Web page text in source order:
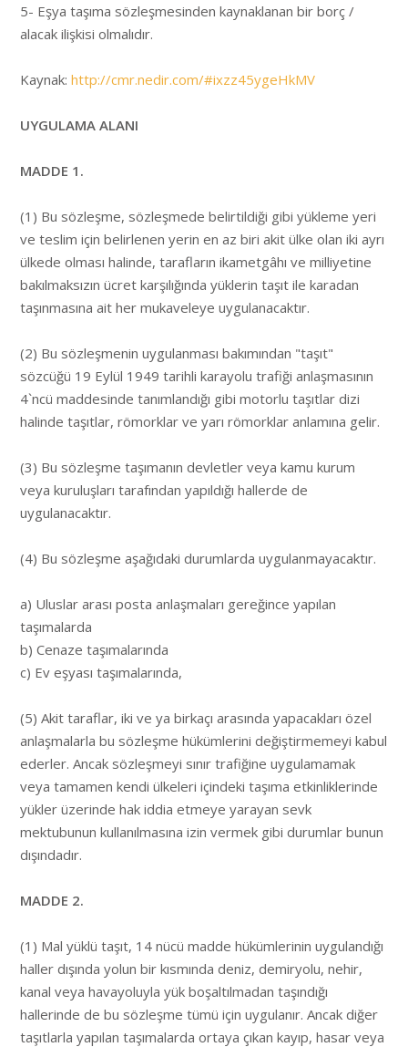
5- Eşya taşıma sözleşmesinden kaynaklanan bir borç /
alacak ilişkisi olmalıdır.
Kaynak:http://cmr.nedir.com/#ixzz45ygeHkMV
UYGULAMA ALANI
MADDE 1.
(1) Bu sözleşme, sözleşmede belirtildiği gibi yükleme yeri
ve teslim için belirlenen yerin en az biri akit ülke olan iki ayrı
ülkede olması halinde, tarafların ikametgâhı ve milliyetine
bakılmaksızın ücret karşılığında yüklerin taşıt ile karadan
taşınmasına ait her mukaveleye uygulanacaktır.
(2) Bu sözleşmenin uygulanması bakımından "taşıt"
sözcüğü 19 Eylül 1949 tarihli karayolu trafiği anlaşmasının
4`ncü maddesinde tanımlandığı gibi motorlu taşıtlar dizi
halinde taşıtlar, römorklar ve yarı römorklar anlamına gelir.
(3) Bu sözleşme taşımanın devletler veya kamu kurum
veya kuruluşları tarafından yapıldığı hallerde de
uygulanacaktır.
(4) Bu sözleşme aşağıdaki durumlarda uygulanmayacaktır.
a) Uluslar arası posta anlaşmaları gereğince yapılan
taşımalarda
b) Cenaze taşımalarında
c) Ev eşyası taşımalarında,
(5) Akit taraflar, iki ve ya birkaçı arasında yapacakları özel
anlaşmalarla bu sözleşme hükümlerini değiştirmemeyi kabul
ederler. Ancak sözleşmeyi sınır trafiğine uygulamamak
veya tamamen kendi ülkeleri içindeki taşıma etkinliklerinde
yükler üzerinde hak iddia etmeye yarayan sevk
mektubunun kullanılmasına izin vermek gibi durumlar bunun
dışındadır.
MADDE 2.
(1) Mal yüklü taşıt, 14 nücü madde hükümlerinin uygulandığı
haller dışında yolun bir kısmında deniz, demiryolu, nehir,
kanal veya havayoluyla yük boşaltılmadan taşındığı
hallerinde de bu sözleşme tümü için uygulanır. Ancak diğer
taşıtlarla yapılan taşımalarda ortaya çıkan kayıp, hasar veya